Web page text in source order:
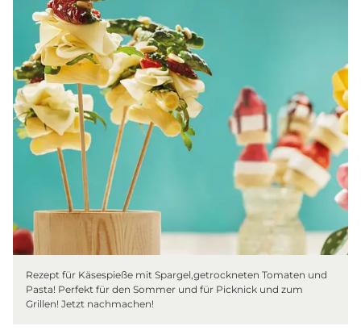
Rezept für Käsespieße mit Spargel,getrockneten Tomaten und
Pasta! Perfekt für den Sommer und für Picknick und zum
Grillen! Jetzt nachmachen!